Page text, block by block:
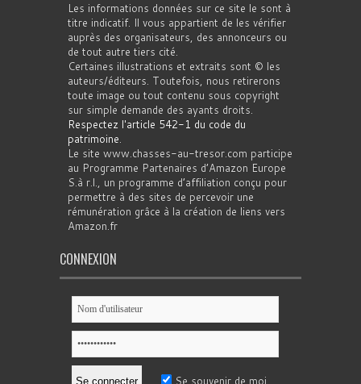
Les informations données sur ce site le sont à
titre indicatif. Il vous appartient de les vérifier
auprès des organisateurs, des annonceurs ou
de tout autre tiers cité.
Certaines illustrations et extraits sont © les
auteurs/éditeurs. Toutefois, nous retirerons
toute image ou tout contenu sous copyright
sur simple demande des ayants droits.
Respectez l'article 542-1 du code du
patrimoine.
Le site www.chasses-au-tresor.com participe
au Programme Partenaires d’Amazon Europe
S.à r.l., un programme d’affiliation conçu pour
permettre à des sites de percevoir une
rémunération grâce à la création de liens vers
Amazon.fr
CONNEXION
Se souvenir de moi